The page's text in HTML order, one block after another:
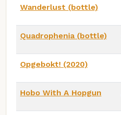
Wanderlust (bottle)
Quadrophenia (bottle)
Opgebokt! (2020)
Hobo With A Hopgun